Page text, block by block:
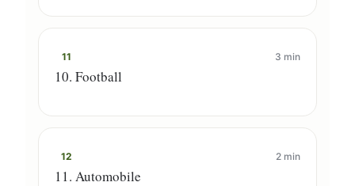
11 3 min
10. Football
12 2 min
11. Automobile